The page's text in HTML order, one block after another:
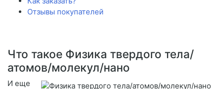
Отзывы покупателей
Что такое Физика твердого тела/
атомов/молекул/нано
И еще